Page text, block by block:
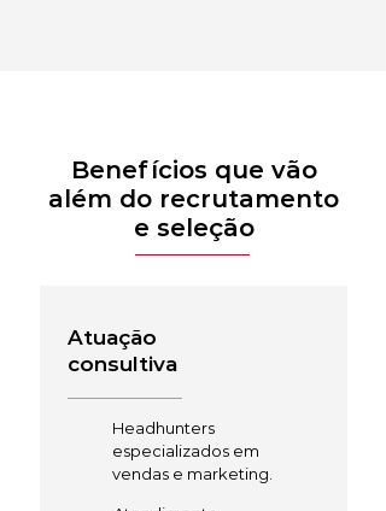
Benefícios que vão
além do recrutamento
e seleção
Atuação
consultiva
Headhunters
especializados em
vendas e marketing.